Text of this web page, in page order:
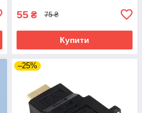
55 ₴ 75 ₴
Купити
–25%